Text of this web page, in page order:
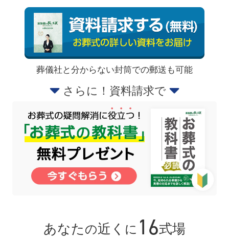
葬儀社と分からない封筒での郵送も可能
さらに！資料請求で
あなたの近く に 16式場